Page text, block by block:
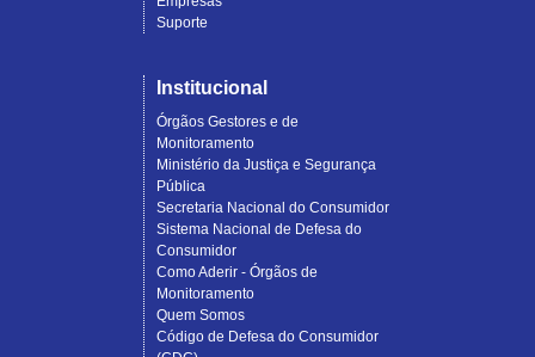
Suporte
Institucional
Órgãos Gestores e de
Monitoramento
Ministério da Justiça e Segurança
Pública
Secretaria Nacional do Consumidor
Sistema Nacional de Defesa do
Consumidor
Como Aderir - Órgãos de
Monitoramento
Quem Somos
Código de Defesa do Consumidor